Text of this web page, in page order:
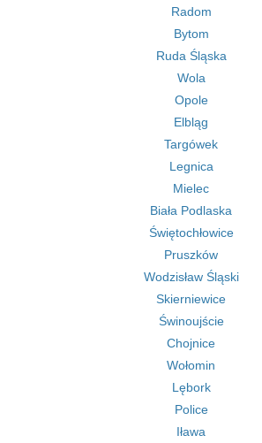
Radom
Bytom
Ruda Śląska
Wola
Opole
Elbląg
Targówek
Legnica
Mielec
Biała Podlaska
Świętochłowice
Pruszków
Wodzisław Śląski
Skierniewice
Świnoujście
Chojnice
Wołomin
Lębork
Police
Iława